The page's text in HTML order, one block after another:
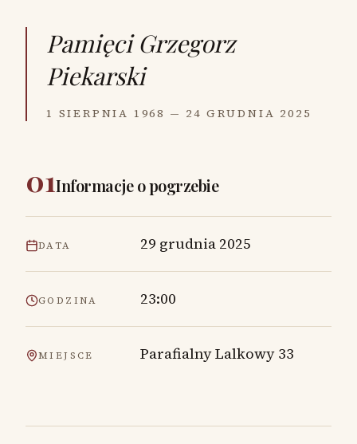
Pamięci Grzegorz
Piekarski
1 SIERPNIA 1968 — 24 GRUDNIA 2025
01Informacje o pogrzebie
DATA 29 grudnia 2025
GODZINA 23:00
MIEJSCE Parafialny Lalkowy 33